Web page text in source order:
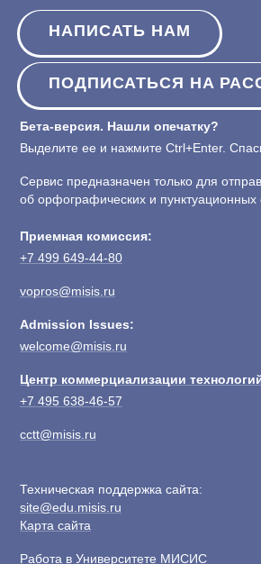
НАПИСАТЬ НАМ
ПОДПИСАТЬСЯ НА
Бета-версия. Нашли опечатку?
Выделите ее и нажмите Ctrl+Enter.
Сервис предназначен только для
об орфографических и пунктуационных
Приемная комиссия:
+7 499 649-44-80
vopros@misis.ru
Admission Issues:
welcome@misis.ru
Центр коммерциализации
+7 495 638-46-57
cctt@misis.ru
Техническая поддержка сайта:
site@edu.misis.ru
Карта сайта
Работа в Университете МИСИС